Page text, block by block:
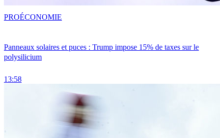
Panneaux solaires et puces : Trump impose 15% de taxes sur le
polysilicium
13:58
PROÉCONOMIE